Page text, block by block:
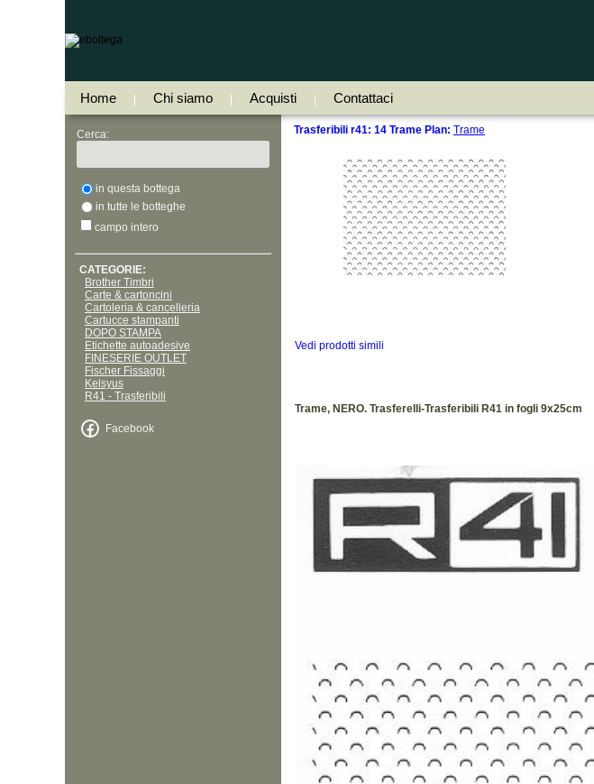
Home Chi siamo Acquisti Contattaci
Cerca:
in questa bottega
in tutte le botteghe
campo intero
CATEGORIE:
Brother Timbri
Carte & cartoncini
Cartoleria & cancelleria
Cartucce stampanti
DOPO STAMPA
Etichette autoadesive
FINESERIE OUTLET
Fischer Fissaggi
Kelsyus
R41 - Trasferibili
Facebook
Trasferibili r41: 14 Trame Plan: Trame
Vedi prodotti simili
Trame, NERO. Trasferelli-Trasferibili R41 in fogli 9x25cm